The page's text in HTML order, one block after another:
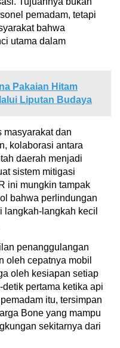
pemadam, tetapi
bahwa
utama dalam
Pakaian Hitam
Liputan Budaya
masyarakat dan
kolaborasi antara
daerah menjadi
sistem mitigasi
ini mungkin tampak
bahwa perlindungan
langkah-langkah kecil
penanggulangan
oleh cepatnya mobil
oleh kesiapan setiap
pertama ketika api
itu, tersimpan
Bone yang mampu
sekitarnya dari